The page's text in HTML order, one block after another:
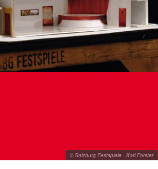
© Salzburg Festspiele - Karl Forster